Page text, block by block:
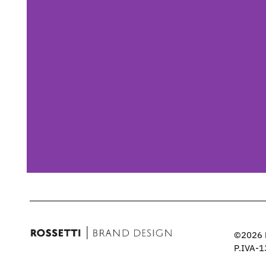
Segni
Design e restyling: una selezione©2026
P.IVA-